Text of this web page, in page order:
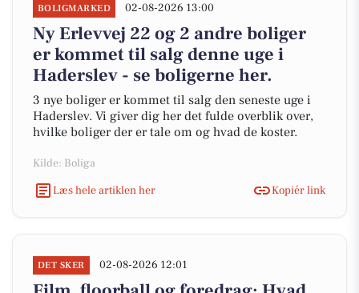
BOLIGMARKED 02-08-2026 13:00
Ny Erlevvej 22 og 2 andre boliger
er kommet til salg denne uge i
Haderslev - se boligerne her.
3 nye boliger er kommet til salg den seneste uge i
Haderslev. Vi giver dig her det fulde overblik over,
hvilke boliger der er tale om og hvad de koster.
Kilde: Boliga
Læs hele artiklen her
Kopiér link
DET SKER 02-08-2026 12:01